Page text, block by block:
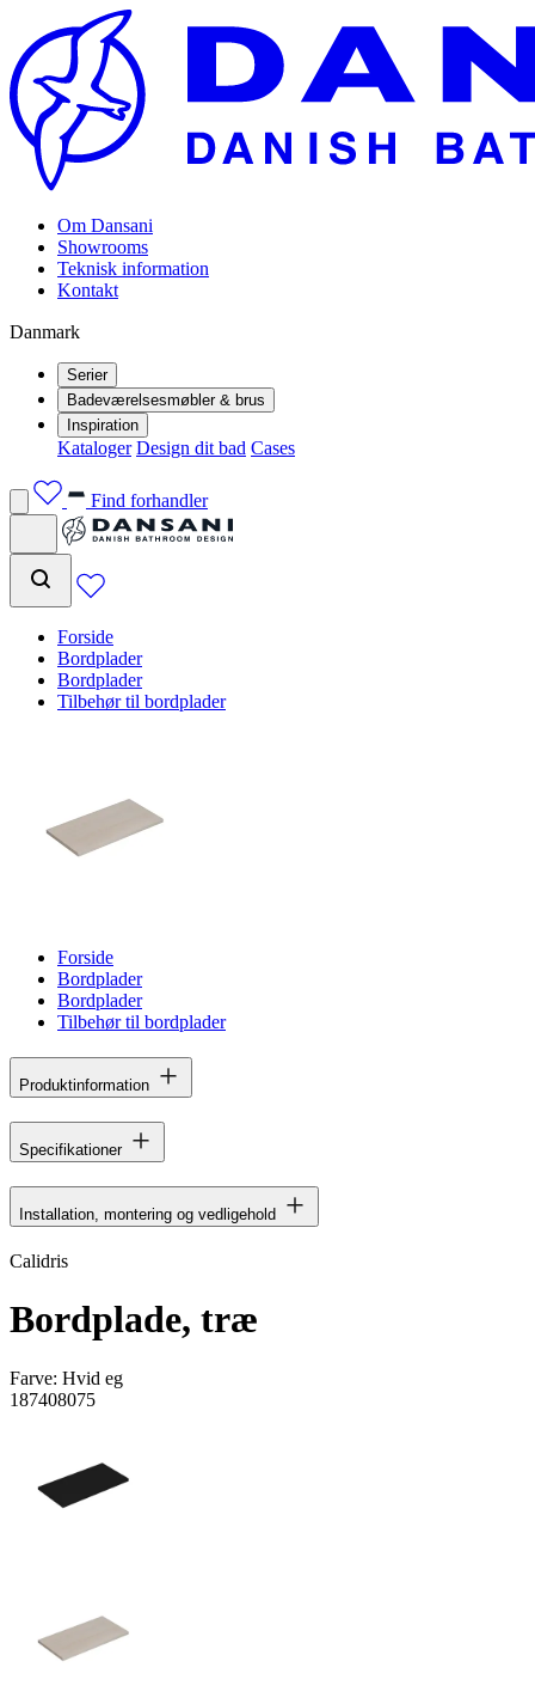
Om Dansani
Showrooms
Teknisk information
Kontakt
Danmark
Serier
Badeværelsesmøbler & brus
Inspiration
Kataloger Design dit bad Cases
Find forhandler
Forside
Bordplader
Bordplader
Tilbehør til bordplader
Forside
Bordplader
Bordplader
Tilbehør til bordplader
Produktinformation
Specifikationer
Installation, montering og vedligehold
Calidris
Bordplade, træ
Farve: Hvid eg
187408075